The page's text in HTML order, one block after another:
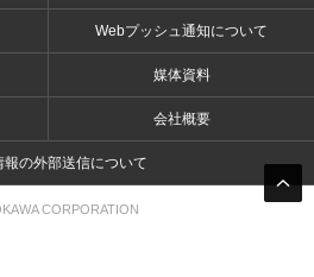
Webプッシュ通知について
媒体資料
会社概要
報の外部送信について
CORPORATION